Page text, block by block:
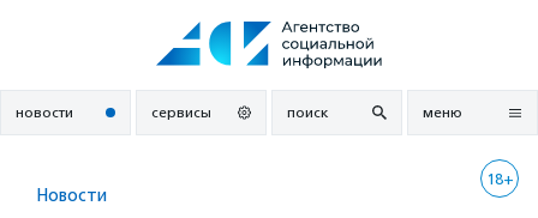
новости сервисы поиск меню
18+
Новости